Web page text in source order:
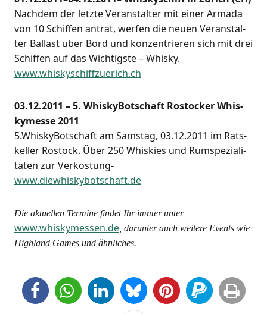
Nach­dem der letz­te Ver­an­stal­ter mit einer Arma­da
von 10 Schif­fen antrat, wer­fen die neu­en Ver­an­stal­
ter Bal­last über Bord und kon­zen­trie­ren sich mit drei
Schif­fen auf das Wich­tigs­te – Whis­ky.
www.whiskyschiffzuerich.ch
03.12.2011 – 5. Whis­ky­Bot­schaft Ros­to­cker Whis­
ky­mes­se 2011
5.WhiskyBotschaft am Sams­tag, 03.12.2011 im Rats­
kel­ler Ros­tock. Über 250 Whis­kies und Rum­spe­zia­li­
tä­ten zur Ver­kos­tung-
www.diewhiskybotschaft.de
Die aktu­el­len Ter­mi­ne fin­det Ihr immer unter
www.whiskymessen.de, dar­un­ter auch wei­te­re Events wie
High­land Games und ähnliches.